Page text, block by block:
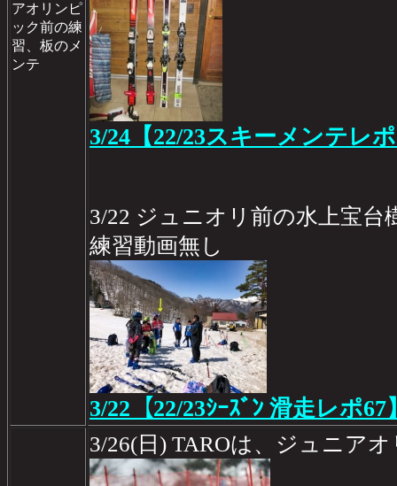
アオリンピ
ック前の練
習、板のメ
ンテ
3/24【22/23スキーメンテレ
3/22 ジュニオリ前の水上宝台
練習動画無し
3/22【22/23ｼｰｽﾞﾝ 滑走レポ67
3/26(日) TAROは、ジュニア